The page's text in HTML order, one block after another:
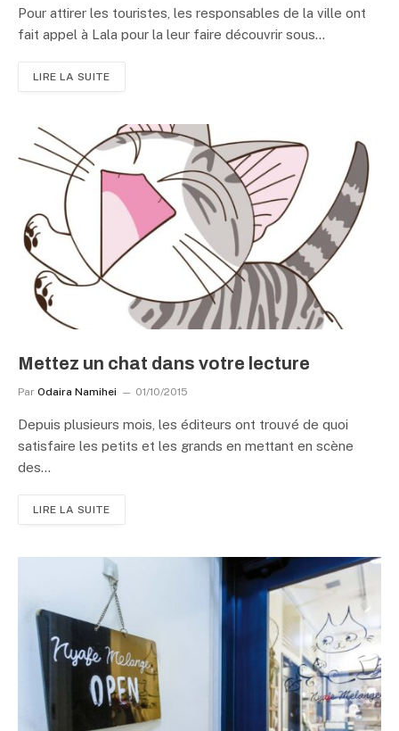
Pour attirer les touristes, les responsables de la ville ont
fait appel à Lala pour la leur faire découvrir sous…
LIRE LA SUITE
Mettez un chat dans votre lecture
Par Odaira Namihei 01/10/2015
Depuis plusieurs mois, les éditeurs ont trouvé de quoi
satisfaire les petits et les grands en mettant en scène
des…
LIRE LA SUITE